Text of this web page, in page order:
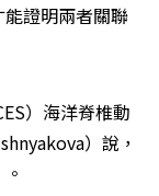
證明兩者關聯
）海洋脊椎動
）說，